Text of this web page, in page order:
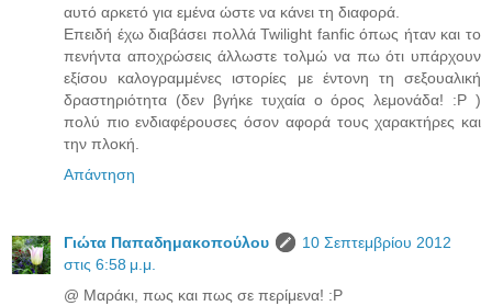
αυτό αρκετό για εμένα ώστε να κάνει τη διαφορά.
Επειδή έχω διαβάσει πολλά Twilight fanfic όπως ήταν και το
πενήντα αποχρώσεις άλλωστε τολμώ να πω ότι υπάρχουν
εξίσου καλογραμμένες ιστορίες με έντονη τη σεξουαλική
δραστηριότητα (δεν βγήκε τυχαία ο όρος λεμονάδα! :P )
πολύ πιο ενδιαφέρουσες όσον αφορά τους χαρακτήρες και
την πλοκή.
Απάντηση
Γιώτα Παπαδημακοπούλου
10 Σεπτεμβρίου 2012
στις 6:58 μ.μ.
@ Μαράκι, πως και πως σε περίμενα! :P